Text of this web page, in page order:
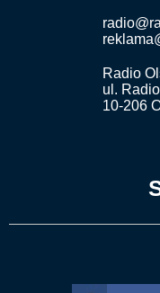
Radio
ul.
10-206